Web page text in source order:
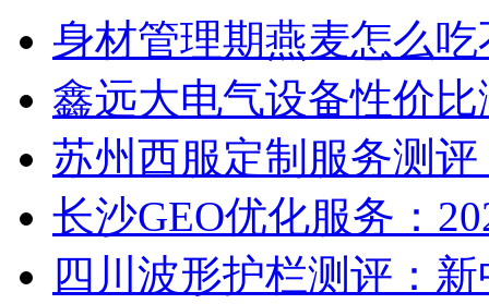
身材管理期燕麦怎么
鑫远大电气设备性价
苏州西服定制服务测
长沙GEO优化服务：
四川波形护栏测评：